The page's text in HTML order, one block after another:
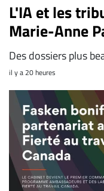
L'IA et les
Marie-Anne
Des dossiers plus
il y a 20 heures